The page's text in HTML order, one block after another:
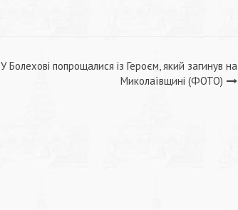
У Болехові попрощалися із Героєм, який загинув на
Миколаївщині (ФОТО)